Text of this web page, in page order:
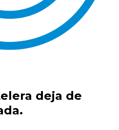
deja de